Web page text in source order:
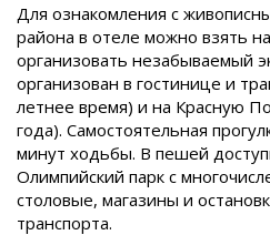
Для ознакомления с
района в отеле можно взять
организовать незабываемый
организован в гостинице и
летнее время) и на Красную
года). Самостоятельная
минут ходьбы. В пешей
Олимпийский парк с
столовые, магазины и
транспорта.